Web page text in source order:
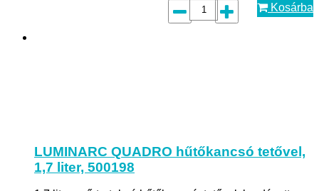
Kosárba
LUMINARC QUADRO hűtőkancsó tetővel,
1,7 liter, 500198